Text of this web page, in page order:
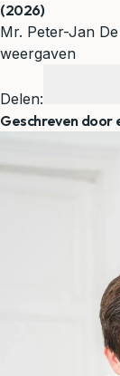
(2026)
Mr. Peter-Jan
weergaven
Delen:
Geschreven door